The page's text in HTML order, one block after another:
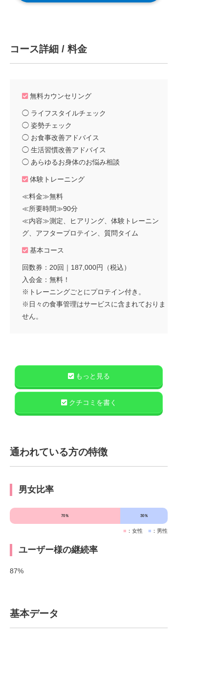
コース詳細 / 料金
無料カウンセリング
◯ ライフスタイルチェック
◯ 姿勢チェック
◯ お食事改善アドバイス
◯ 生活習慣改善アドバイス
◯ あらゆるお身体のお悩み相談
体験トレーニング
≪料金≫無料
≪所要時間≫90分
≪内容≫測定、ヒアリング、体験トレーニン
グ、アフタープロテイン、質問タイム
基本コース
回数券：20回｜187,000円（税込）
入会金：無料！
※トレーニングごとにプロテイン付き。
※日々の食事管理はサービスに含まれておりま
せん。
もっと見る
クチコミを書く
通われている方の特徴
男女比率
70％ 30％
■ ：女性 ■ ：男性
ユーザー様の継続率
87%
基本データ